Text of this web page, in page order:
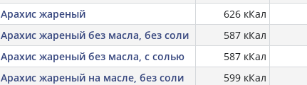
Арахис жареный
626 кКал
Арахис жареный без масла, без соли
587 кКал
Арахис жареный без масла, с солью
587 кКал
Арахис жареный на масле, без соли
599 кКал